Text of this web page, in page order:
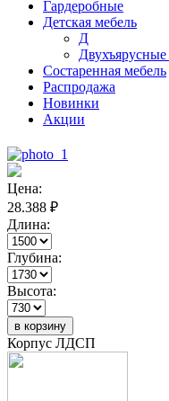
Гардеробные
Детская мебель
Д
Двухъярусные
Состаренная мебель
Распродажа
Новинки
Акции
Цена:
28.388 ₽
Длина:
Глубина:
Высота:
в корзину
Корпус ЛДСП